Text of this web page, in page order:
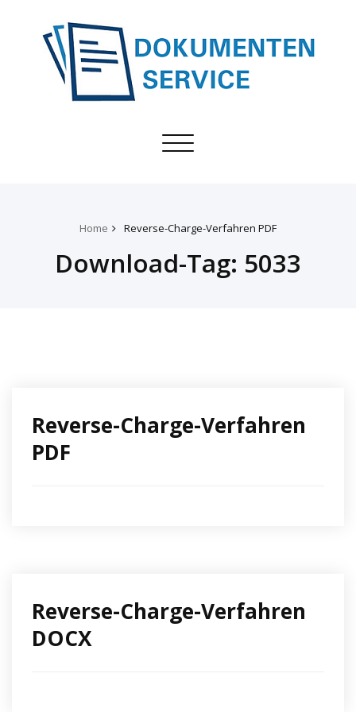
Toggle
Home Reverse-Charge-Verfahren PDF
Download-Tag: 5033
Reverse-Charge-Verfahren
PDF
Reverse-Charge-Verfahren
DOCX